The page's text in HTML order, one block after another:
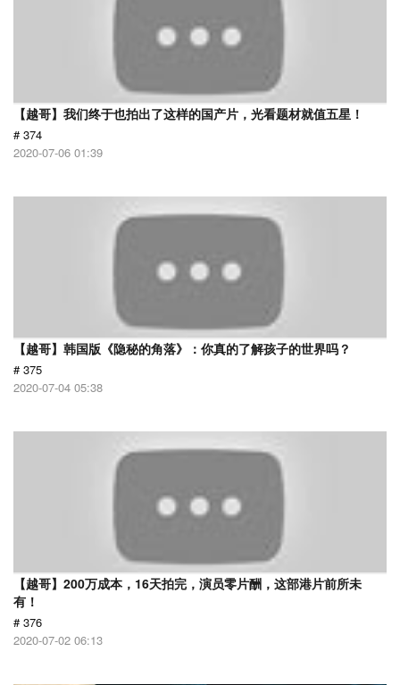
【越哥】我们终于也拍出了这样的国产片，光看题材就值五星！
# 374
2020-07-06 01:39
【越哥】韩国版《隐秘的角落》：你真的了解孩子的世界吗？
# 375
2020-07-04 05:38
【越哥】200万成本，16天拍完，演员零片酬，这部港片前所未
有！
# 376
2020-07-02 06:13